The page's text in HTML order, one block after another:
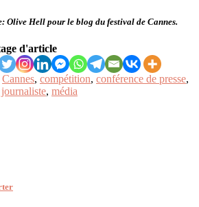
Olive Hell pour le blog du festival de Cannes.
d'article
Cannes, compétition, conférence de presse,
journaliste, média